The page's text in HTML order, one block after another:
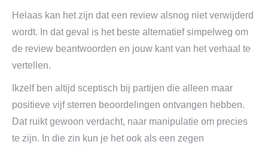
Helaas kan het zijn dat een review alsnog niet verwijderd
wordt. In dat geval is het beste alternatief simpelweg om
de review beantwoorden en jouw kant van het verhaal te
vertellen.
Ikzelf ben altijd sceptisch bij partijen die alleen maar
positieve vijf sterren beoordelingen ontvangen hebben.
Dat ruikt gewoon verdacht, naar manipulatie om precies
te zijn. In die zin kun je het ook als een zegen